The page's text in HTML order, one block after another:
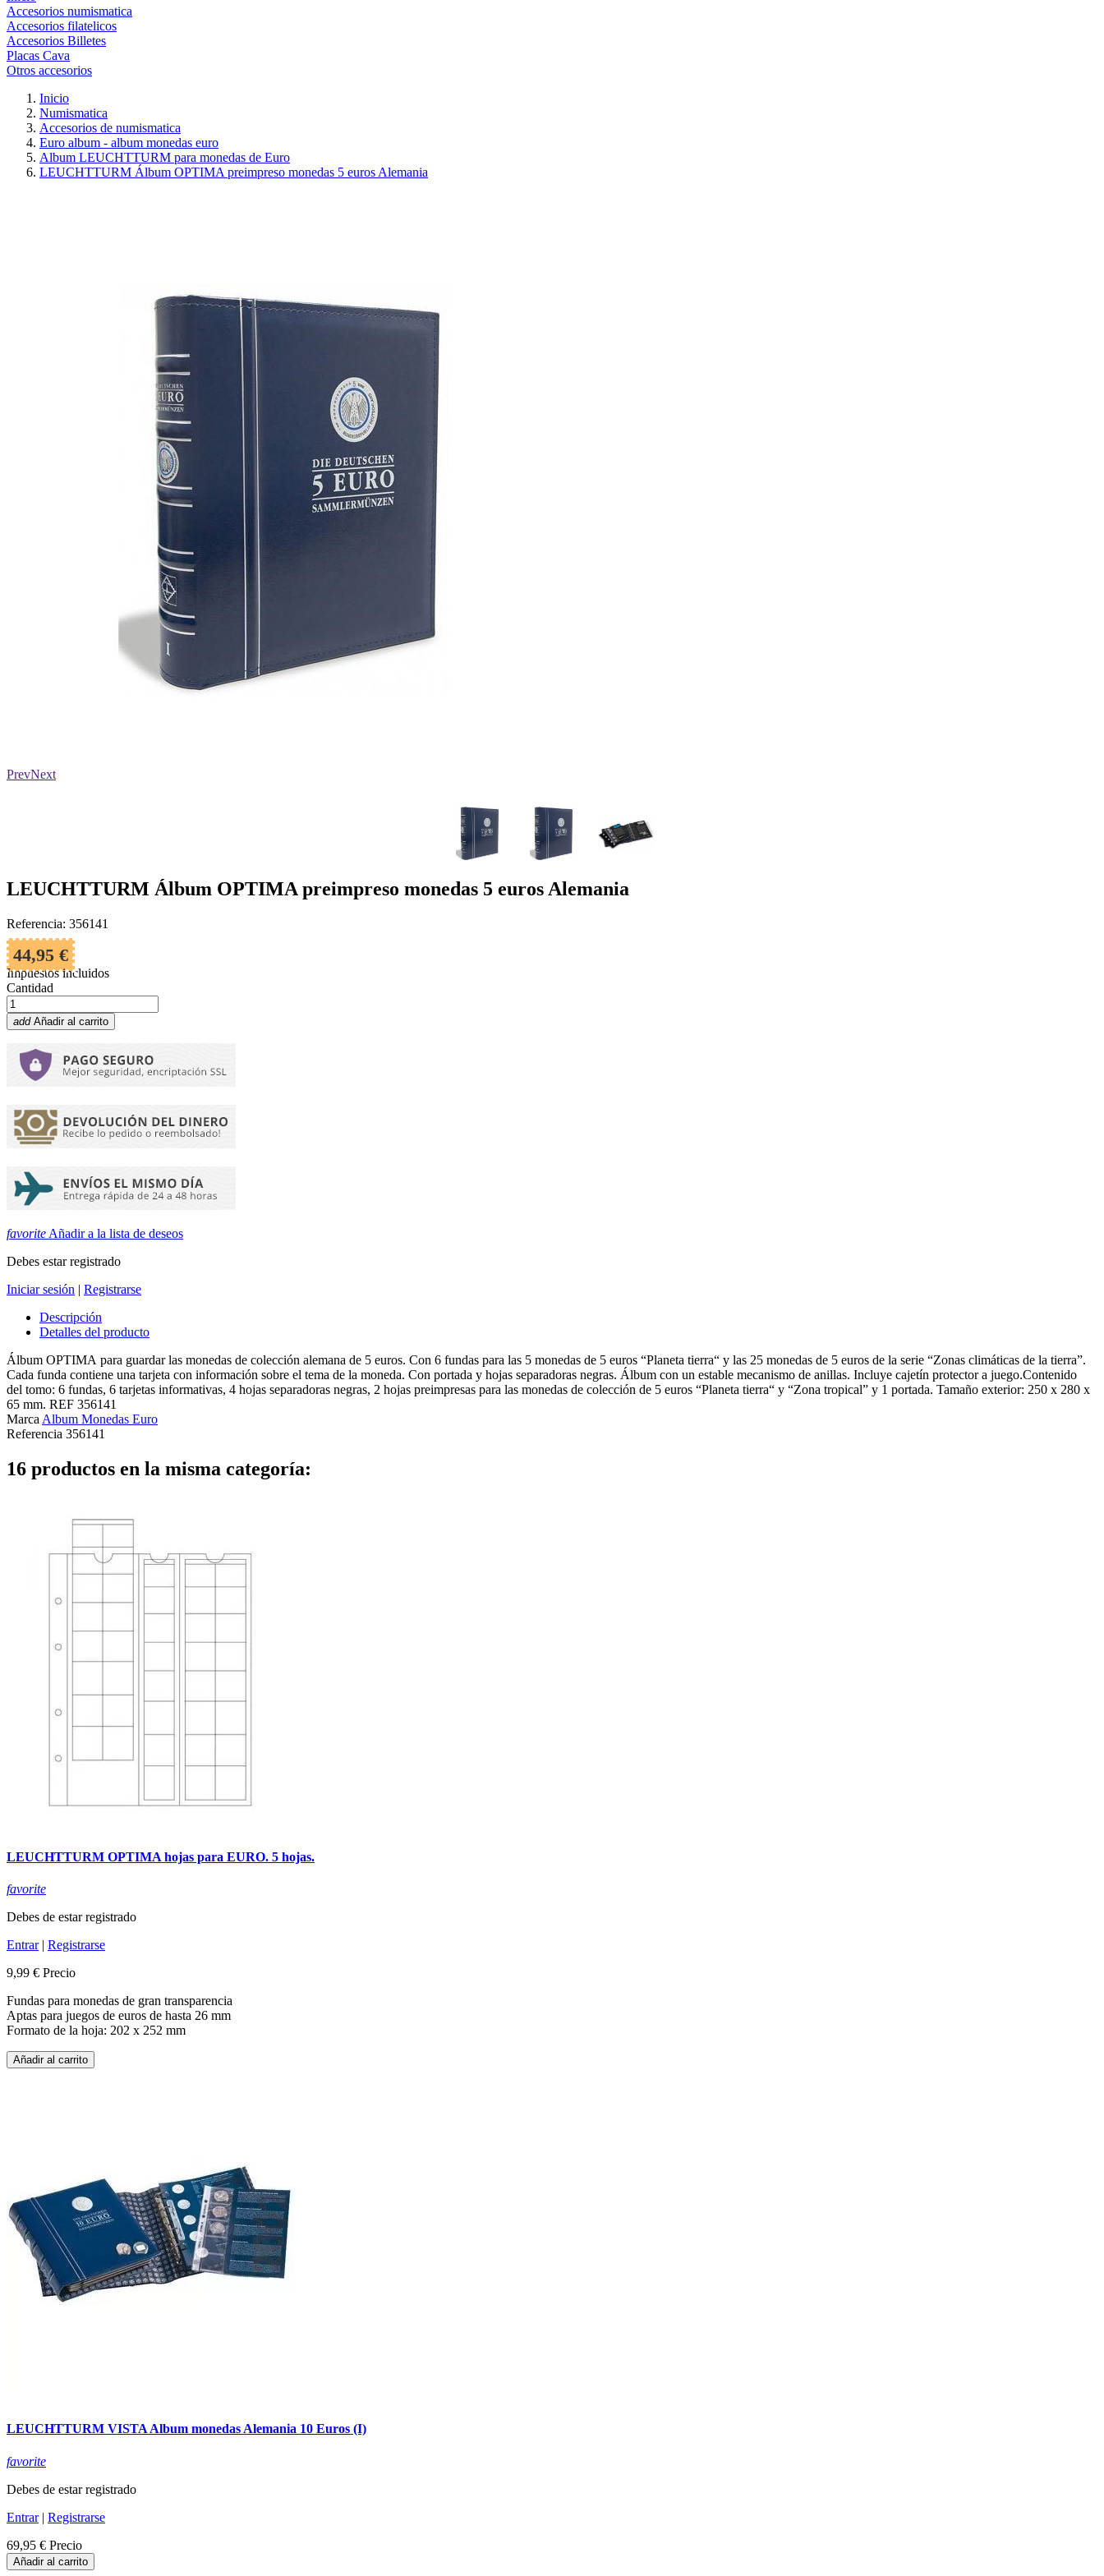
Accesorios numismatica
Accesorios filatelicos
Accesorios Billetes
Placas Cava
Otros accesorios
Inicio
Numismatica
Accesorios de numismatica
Euro album - album monedas euro
Album LEUCHTTURM para monedas de Euro
LEUCHTTURM Álbum OPTIMA preimpreso monedas 5 euros Alemania
PrevNext
LEUCHTTURM Álbum OPTIMA preimpreso monedas 5 euros Alemania
Referencia: 356141
44,95 €
Impuestos incluidos
Cantidad
add Añadir al carrito
favorite Añadir a la lista de deseos
Debes estar registrado
Iniciar sesión | Registrarse
Descripción
Detalles del producto
Álbum OPTIMA para guardar las monedas de colección alemana de 5 euros. Con 6 fundas para las 5 monedas de 5 euros “Planeta tierra“ y las 25 monedas de 5 euros de la serie “Zonas climáticas de la tierra”.
Cada funda contiene una tarjeta con información sobre el tema de la moneda. Con portada y hojas separadoras negras. Álbum con un estable mecanismo de anillas. Incluye cajetín protector a juego.Contenido
del tomo: 6 fundas, 6 tarjetas informativas, 4 hojas separadoras negras, 2 hojas preimpresas para las monedas de colección de 5 euros “Planeta tierra“ y “Zona tropical” y 1 portada. Tamaño exterior: 250 x 280 x
65 mm. REF 356141
Marca Album Monedas Euro
Referencia 356141
16 productos en la misma categoría:
LEUCHTTURM OPTIMA hojas para EURO. 5 hojas.
favorite
Debes de estar registrado
Entrar| Registrarse
9,99 € Precio
Fundas para monedas de gran transparencia
Aptas para juegos de euros de hasta 26 mm
Formato de la hoja: 202 x 252 mm
Añadir al carrito
LEUCHTTURM VISTA Album monedas Alemania 10 Euros (I)
favorite
Debes de estar registrado
Entrar| Registrarse
69,95 € Precio
Añadir al carrito